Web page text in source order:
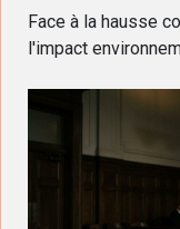
Face à la hausse
l'impact